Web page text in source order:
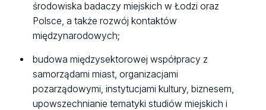
środowiska badaczy miejskich w Łodzi oraz
Polsce, a także rozwój kontaktów
międzynarodowych;
budowa międzysektorowej współpracy z
samorządami miast, organizacjami
pozarządowymi, instytucjami kultury, biznesem,
upowszechnianie tematyki studiów miejskich i